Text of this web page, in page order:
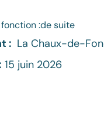
:de suite
: La Chaux-de-
15 juin 2026